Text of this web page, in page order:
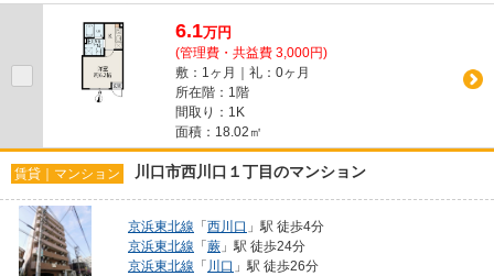
4177】VISION赤羽店までご連絡下さい！！
6.1万円
(管理費・共益費 3,000円)
敷：1ヶ月｜礼：0ヶ月
所在階：1階
間取り：1K
面積：18.02㎡
賃貸｜マンション 川口市西川口１丁目のマンション
京浜東北線 「西川口 」駅 徒歩4分
京浜東北線 「蕨 」駅 徒歩24分
京浜東北線 「 川口 」駅 徒歩26分